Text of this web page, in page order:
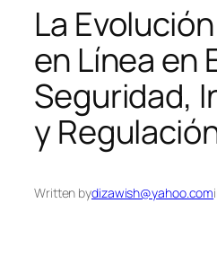
La
en Línea en
Seguridad,
y
Written bydizawish@yahoo.com